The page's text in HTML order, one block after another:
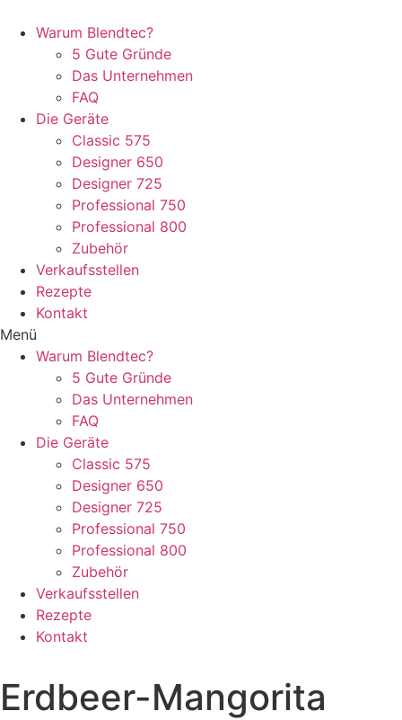
Warum Blendtec?
5 Gute Gründe
Das Unternehmen
FAQ
Die Geräte
Classic 575
Designer 650
Designer 725
Professional 750
Professional 800
Zubehör
Verkaufsstellen
Rezepte
Kontakt
Menü
Warum Blendtec?
5 Gute Gründe
Das Unternehmen
FAQ
Die Geräte
Classic 575
Designer 650
Designer 725
Professional 750
Professional 800
Zubehör
Verkaufsstellen
Rezepte
Kontakt
Erdbeer-Mangorita